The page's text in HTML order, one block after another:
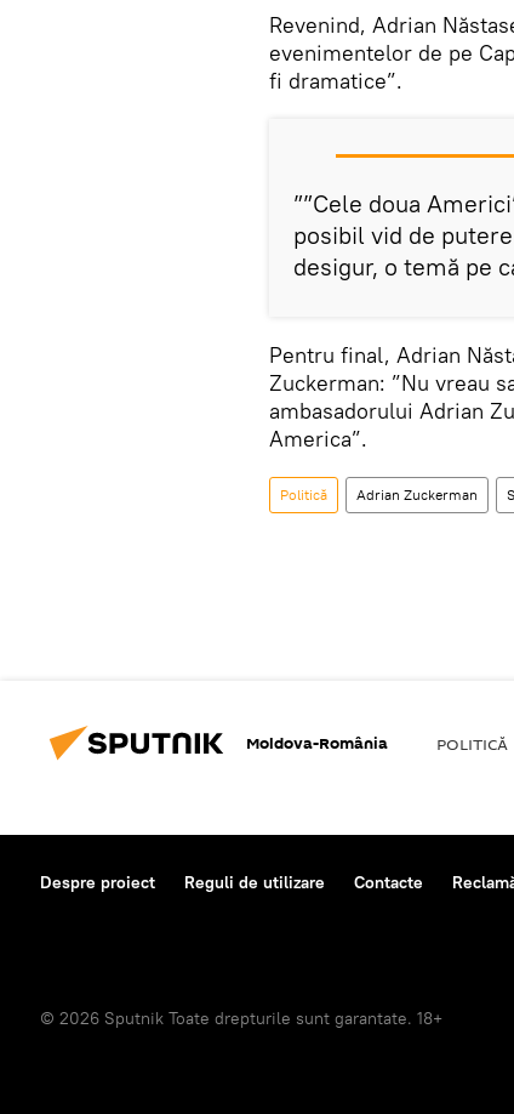
Revenind, Adrian
evenimentelor de pe
fi dramatice”.
””Cele doua
posibil vid de
desigur, o temă pe
Pentru final, Adrian
Zuckerman: ”Nu vreau
ambasadorului Adrian
America”.
Politică Adrian Zuckerman
Moldova-România POLITICĂ
Despre proiect Reguli de utilizare Contacte
© 2026 Sputnik Toate drepturile sunt garantate. 18+